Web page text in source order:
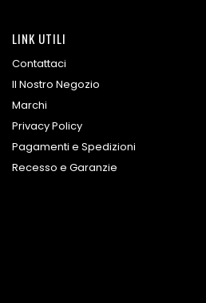
LINK UTILI
Contattaci
Il Nostro Negozio
Marchi
Privacy Policy
Pagamenti e Spedizioni
Recesso e Garanzie